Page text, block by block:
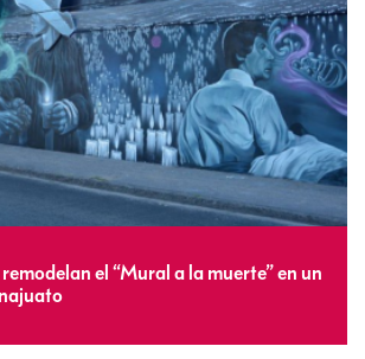
el “Mural a la muerte” en un